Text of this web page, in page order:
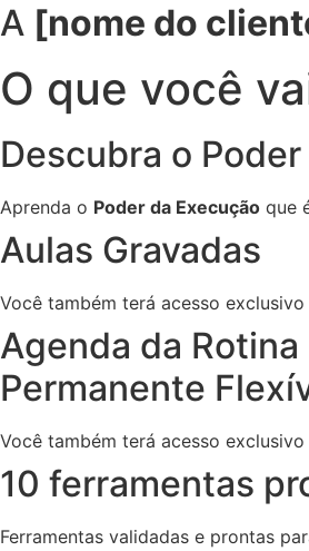
A [nome do
O que você
Descubra o
Aprenda o Poder da Execução que
Aulas Gravadas
Você também terá acesso
Agenda da Rotina
Permanente
Você também terá acesso
10 ferramentas
Ferramentas validadas e prontas